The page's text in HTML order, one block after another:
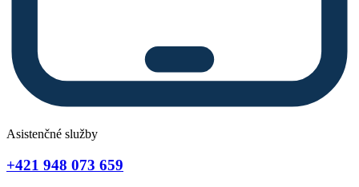
Asistenčné služby
+421 948 073 659